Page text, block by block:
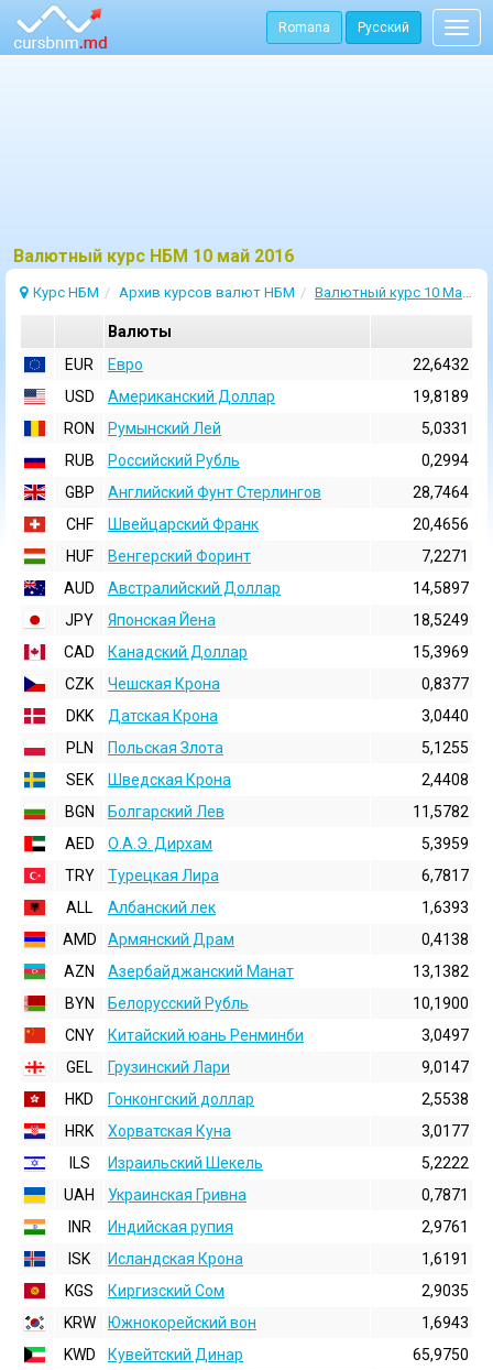
Romana Русский
Bалютный курс НБМ 10 май 2016
Курс НБМ Архив курсов валют НБМ Валютный курс 10 Май 2016
Валюты
EUR
Евро
22,6432
USD
Aмериканский Доллар
19,8189
RON
Румынский Лей
5,0331
RUB
Российский Рубль
0,2994
GBP
Английский Фунт Стерлингов
28,7464
CHF
Швейцарский Франк
20,4656
HUF
Венгерский Форинт
7,2271
AUD
Австралийский Доллар
14,5897
JPY
Японская Йена
18,5249
CAD
Канадский Доллар
15,3969
CZK
Чешская Крона
0,8377
DKK
Датская Крона
3,0440
PLN
Польская Злота
5,1255
SEK
Шведская Крона
2,4408
BGN
Болгарский Лев
11,5782
AED
О.А.Э. Дирхам
5,3959
TRY
Турецкая Лира
6,7817
ALL
Албанский лек
1,6393
AMD
Армянский Драм
0,4138
AZN
Азербайджанский Манат
13,1382
BYN
Белорусский Рубль
10,1900
CNY
Китайский юань Ренминби
3,0497
GEL
Грузинский Лари
9,0147
HKD
Гонконгский доллаp
2,5538
HRK
Хорватская Куна
3,0177
ILS
Израильский Шекель
5,2222
UAH
Украинская Гривна
0,7871
INR
Индийская pупия
2,9761
ISK
Исландская Крона
1,6191
KGS
Киргизский Сом
2,9035
KRW
Южнокорейский вон
1,6943
KWD
Кувейтский Динар
65,9750